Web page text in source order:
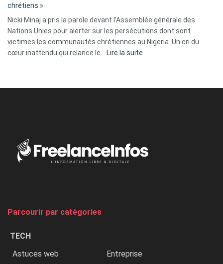
ses
tripes »
chrétiens »
Nicki Minaj a pris la parole devant l’Assemblée générale des
Nations Unies pour alerter sur les persécutions dont sont
victimes les communautés chrétiennes au Nigeria. Un cri du
cœur inattendu qui relance le… Lire la suite
Nigeria,
Parcourir par catégories
TECH
Astuces web
Entreprise